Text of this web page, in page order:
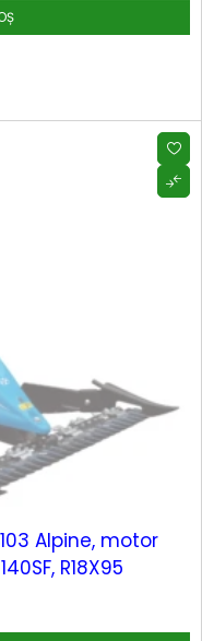
Alpine, motor
R18X95